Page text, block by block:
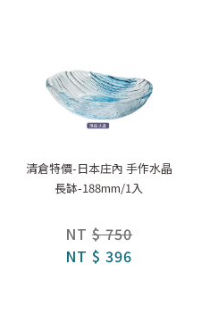
清倉特價-日本庄內 手作水晶
長缽-188mm/1入
NT $ 750
NT $ 396